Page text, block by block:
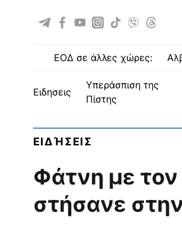
ΕΟΔ σε άλλες χώρες:
ειδησεις
Υπεράσπιση της
Πίστης
ΕΙΔΉΣΕΙΣ
Φάτνη με
στήσανε